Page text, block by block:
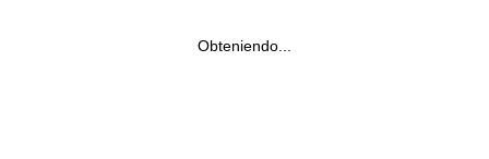
Obteniendo...